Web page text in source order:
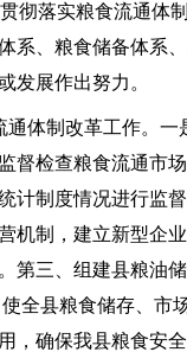
落实粮食流通体制
系、粮食储备体系
发展作出努力。
制改革工作。一
督检查粮食流通市
计制度情况进行监
机制，建立新型企
第三、组建县粮油
全县粮食储存、市
，确保我县粮食安全